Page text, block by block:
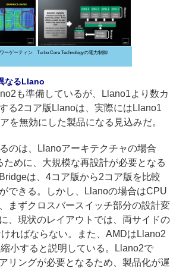
ーゲーティン
Turbo Core Technologyの電力制御
なるLlano
も準備しているが、Llano1より数カ
る2コア版Llanoは、実際にはLlano1
を無効にした製品になる見込みだ。
のは、Llanoアーキテクチャの場合
ために、大規模な再設計が必要となる
は、4コア版から2コア版を比較
できる。しかし、Llanoの場合はCPU
まずクロスバースイッチ部分の設計変
、現状のレイアウトでは、両サイドの
ればならない。また、AMDはLlano2
小すると説明している。Llano2で
リングが必要となるため、製品化が遅